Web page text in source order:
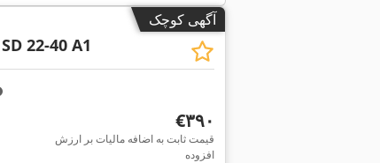
آگهی کوچک
SD 22-40 A1
‎€۳۹۰
قیمت ثابت به اضافه مالیات بر ارزش
افزوده